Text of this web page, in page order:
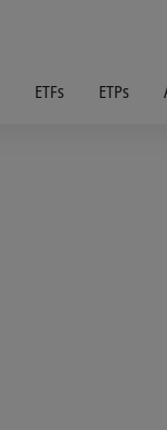
ETFs ETPs